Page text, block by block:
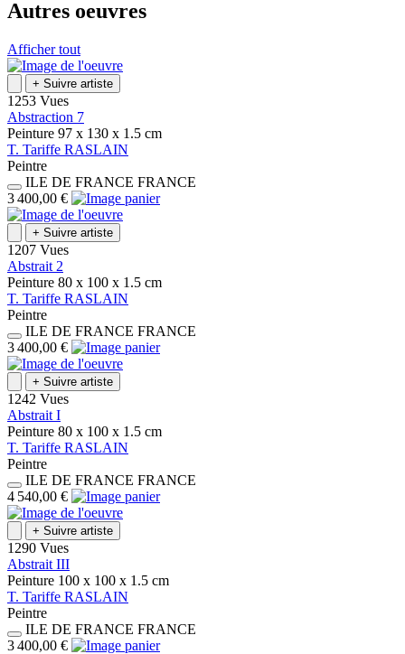
Autres oeuvres
Afficher tout
+ Suivre artiste
1253 Vues
Abstraction 7
Peinture 97 x 130 x 1.5 cm
T. Tariffe RASLAIN
Peintre
ILE DE FRANCE FRANCE
3 400,00 €
+ Suivre artiste
1207 Vues
Abstrait 2
Peinture 80 x 100 x 1.5 cm
T. Tariffe RASLAIN
Peintre
ILE DE FRANCE FRANCE
3 400,00 €
+ Suivre artiste
1242 Vues
Abstrait I
Peinture 80 x 100 x 1.5 cm
T. Tariffe RASLAIN
Peintre
ILE DE FRANCE FRANCE
4 540,00 €
+ Suivre artiste
1290 Vues
Abstrait III
Peinture 100 x 100 x 1.5 cm
T. Tariffe RASLAIN
Peintre
ILE DE FRANCE FRANCE
3 400,00 €